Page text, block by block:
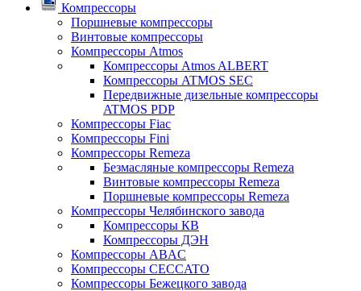
Компрессоры
Поршневые компрессоры
Винтовые компрессоры
Компрессоры Atmos
Компрессоры Atmos ALBERT
Компрессоры ATMOS SEC
Передвижные дизельные компрессоры
ATMOS PDP
Компрессоры Fiac
Компрессоры Fini
Компрессоры Remeza
Безмасляные компрессоры Remeza
Винтовые компрессоры Remeza
Поршневые компрессоры Remeza
Компрессоры Челябинского завода
Компрессоры КВ
Компрессоры ДЭН
Компрессоры ABAC
Компрессоры CECCATO
Компрессоры Бежецкого завода